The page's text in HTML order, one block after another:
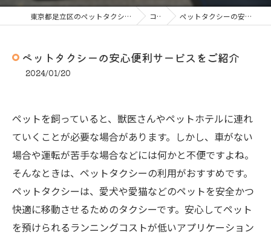
東京都足立区のペットタクシーならcocoタク 東京足立店 コラム ペットタクシーの安心便利サービスをご紹介
ペットタクシーの安心便利サービスをご紹介
2024/01/20
ペットを飼っていると、獣医さんやペットホテルに連れ
ていくことが必要な場合があります。しかし、車がない
場合や運転が苦手な場合などには何かと不便ですよね。
そんなときは、ペットタクシーの利用がおすすめです。
ペットタクシーは、愛犬や愛猫などのペットを安全かつ
快適に移動させるためのタクシーです。安心してペット
を預けられるランニングコストが低いアプリケーション